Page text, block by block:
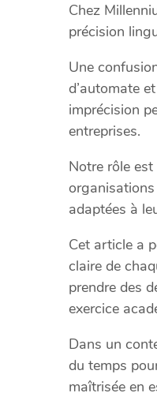
Chez
précision
Une
d’automate
imprécision
entreprises.
Notre rôle
adaptées à
Cet article a
claire de
prendre des
exercice
Dans un
du temps
maîtrisée en